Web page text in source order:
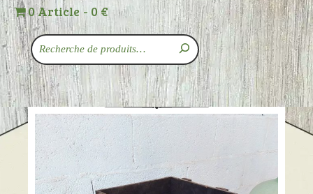
0 Article 0 €
Recherche